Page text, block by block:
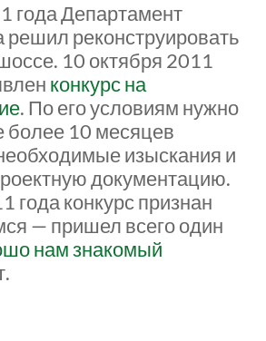
года Департамент
решил реконструировать
10 октября 2011
конкурс на
. По его условиям нужно
более 10 месяцев
изыскания и
документацию.
года конкурс признан
— пришел всего один
нам знакомый